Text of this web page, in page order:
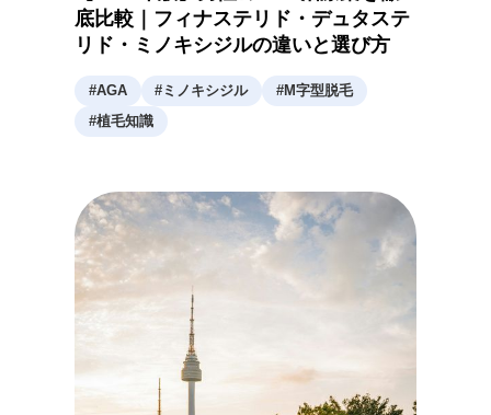
底比較｜フィナステリド・デュタステ
リド・ミノキシジルの違いと選び方
#AGA # ミノキシジル #M字型脱毛
#植毛知識